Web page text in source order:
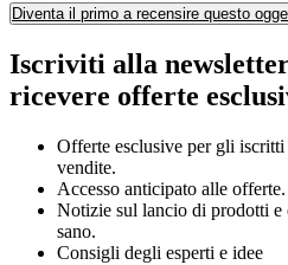
Diventa il primo a recensire questo
Iscriviti alla
ricevere offerte
Offerte esclusive per gli iscritti
vendite.
Accesso anticipato alle offerte.
Notizie sul lancio di prodotti
sano.
Consigli degli esperti e idee